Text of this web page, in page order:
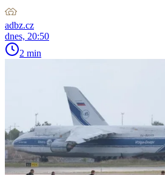
adbz.cz
dnes, 20:50
2 min